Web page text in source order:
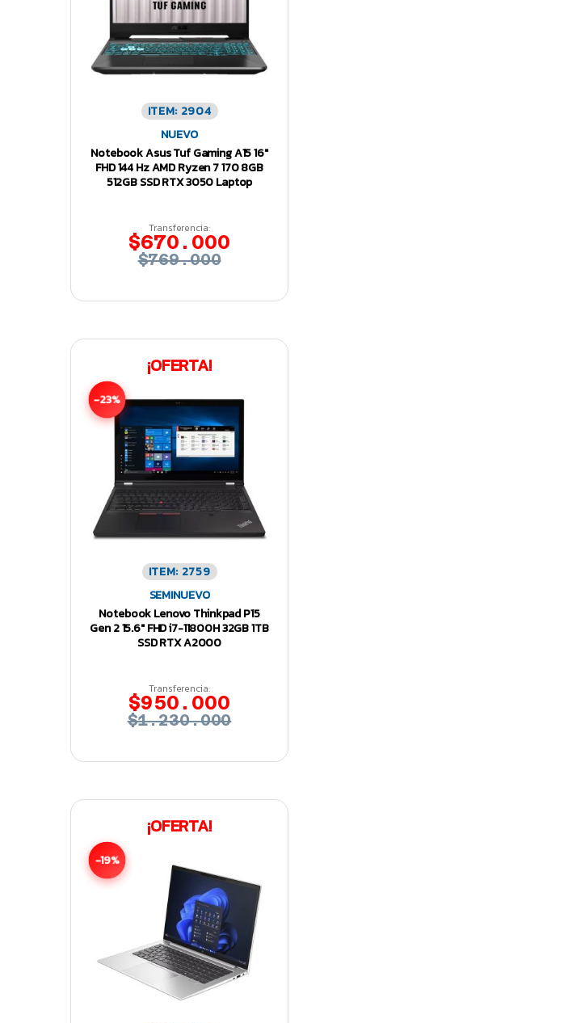
ITEM: 2904
NUEVO
Notebook Asus Tuf Gaming A15 16″
FHD 144 Hz AMD Ryzen 7 170 8GB
512GB SSD RTX 3050 Laptop
Transferencia:
$670.000
$769.000
¡OFERTA!
-23%
ITEM: 2759
SEMINUEVO
Notebook Lenovo Thinkpad P15
Gen 2 15.6″ FHD i7-11800H 32GB 1TB
SSD RTX A2000
Transferencia:
$950.000
$1.230.000
¡OFERTA!
-19%